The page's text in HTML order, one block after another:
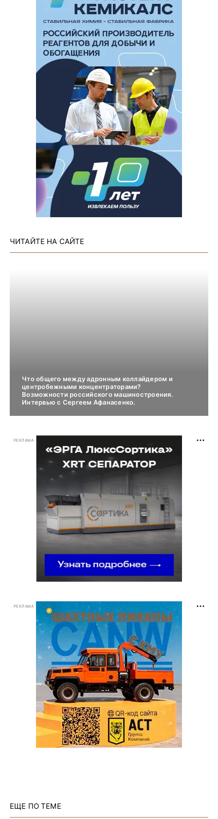
ЧИТАЙТЕ НА САЙТЕ
Что общего между адронным коллайдером и
центробежными концентраторами?
Возможности российского машиностроения.
Интервью с Сергеем Афанасенко.
РЕКЛАМА
РЕКЛАМА
ЕЩЕ ПО ТЕМЕ